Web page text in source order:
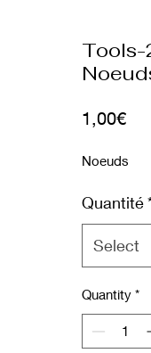
Tools-
1,00€
Noeuds
Quantité
Select
Quantity *